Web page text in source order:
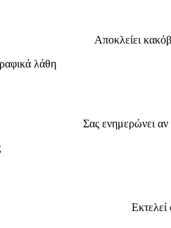
Αποκλείει
Σας ενημερώνει
Εκτελεί